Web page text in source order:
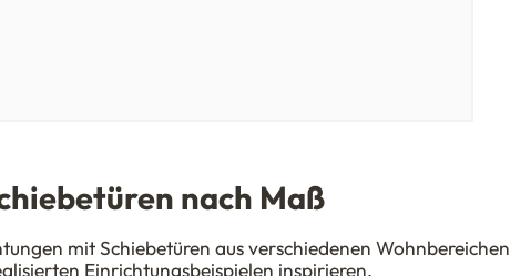
nach Maß
mit Schiebetüren aus verschiedenen
Einrichtungsbeispielen inspirieren.